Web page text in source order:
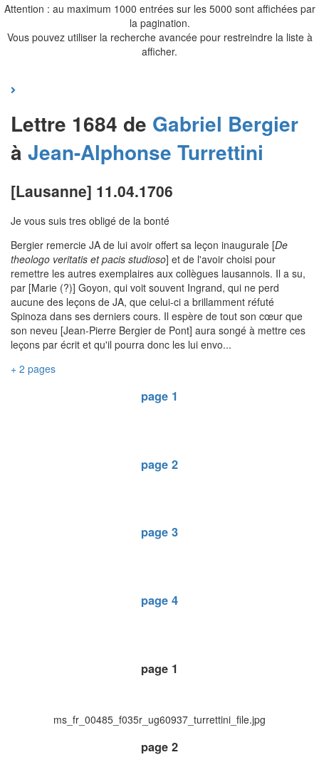
Attention : au maximum 1000 entrées sur les 5000 sont affichées par
la pagination.
Vous pouvez utiliser la recherche avancée pour restreindre la liste à
afficher.
Lettre 1684 de Gabriel Bergier
à Jean-Alphonse Turrettini
[Lausanne] 11.04.1706
Je vous suis tres obligé de la bonté
Bergier remercie JA de lui avoir offert sa leçon inaugurale [De
theologo veritatis et pacis studioso] et de l'avoir choisi pour
remettre les autres exemplaires aux collègues lausannois. Il a su,
par [Marie (?)] Goyon, qui voit souvent Ingrand, qui ne perd
aucune des leçons de JA, que celui-ci a brillamment réfuté
Spinoza dans ses derniers cours. Il espère de tout son cœur que
son neveu [Jean-Pierre Bergier de Pont] aura songé à mettre ces
leçons par écrit et qu'il pourra donc les lui envo...
+ 2 pages
page 1
page 2
page 3
page 4
page 1
ms_fr_00485_f035r_ug60937_turrettini_file.jpg
page 2